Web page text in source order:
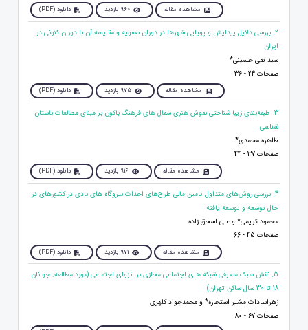
مشاهده مقاله 960 بازدید دانلود (PDF)
2. بررسی دلایل پیدایش و پویایی شهرها در دوران صفویه و مقایسه آن با دوران کنونی در
ایران
سید تقی حسینی*
صفحات 24 - 36
مشاهده مقاله 975 بازدید دانلود (PDF)
3. طبقه‌بندی زیبا شناختی نقوش هنری سفال های فرهنگ باکون بر مبنای مطالعات باستان
شناسی
طاهره محمدی*
صفحات 37 - 44
مشاهده مقاله 916 بازدید دانلود (PDF)
4. بررسی روش‌های متداول تامين مالی طرح‌های احداث نيروگاه های بادی در کشورهای در
حال توسعه و توسعه یافته
محمود کریمی* و علی اسحق زاده
صفحات 45 - 66
مشاهده مقاله 971 بازدید دانلود (PDF)
5. نقش سبک مصرفی شبکه های اجتماعی مجازی بر انزوای اجتماعی (مورد مطالعه: جوانان
18 تا 30 سال ساکن تهران)
زهراسادات مشیر استخاره* و محمدجواد کلهری
صفحات 67 - 80